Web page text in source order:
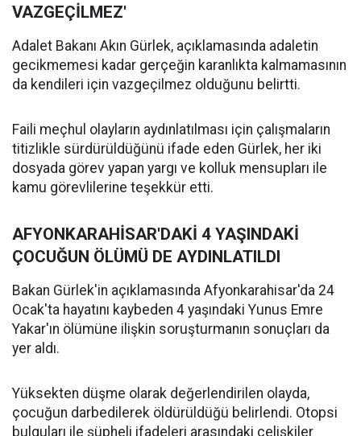
VAZGEÇİLMEZ'
Adalet Bakanı Akın Gürlek, açıklamasında adaletin
gecikmemesi kadar gerçeğin karanlıkta kalmamasının
da kendileri için vazgeçilmez olduğunu belirtti.
Faili meçhul olayların aydınlatılması için çalışmaların
titizlikle sürdürüldüğünü ifade eden Gürlek, her iki
dosyada görev yapan yargı ve kolluk mensupları ile
kamu görevlilerine teşekkür etti.
AFYONKARAHİSAR'DAKİ 4 YAŞINDAKİ
ÇOCUĞUN ÖLÜMÜ DE AYDINLATILDI
Bakan Gürlek'in açıklamasında Afyonkarahisar'da 24
Ocak'ta hayatını kaybeden 4 yaşındaki Yunus Emre
Yakar'ın ölümüne ilişkin soruşturmanın sonuçları da
yer aldı.
Yüksekten düşme olarak değerlendirilen olayda,
çocuğun darbedilerek öldürüldüğü belirlendi. Otopsi
bulguları ile şüpheli ifadeleri arasındaki çelişkiler